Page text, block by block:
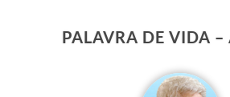
PALAVRA DE VIDA –